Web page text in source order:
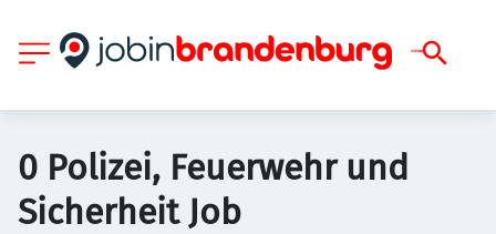
0 Polizei, Feuerwehr und
Sicherheit Job